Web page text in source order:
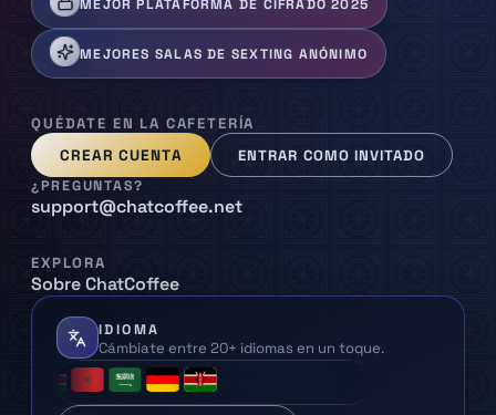
MEJOR PLATAFORMA DE CIFRADO 2025
MEJORES SALAS DE SEXTING ANÓNIMO
QUÉDATE EN LA CAFETERÍA
CREAR CUENTA
ENTRAR COMO INVITADO
¿PREGUNTAS?
support@chatcoffee.net
EXPLORA
Sobre ChatCoffee
IDIOMA
Cámbiate entre 20+ idiomas en un toque.